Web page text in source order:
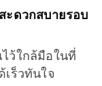
ะดวกสบายรอบ
ว้ใกล้มือในที่
เร็วทันใจ